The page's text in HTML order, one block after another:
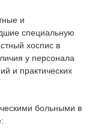
и
специальную
хоспис в
у персонала
и практических
больными в